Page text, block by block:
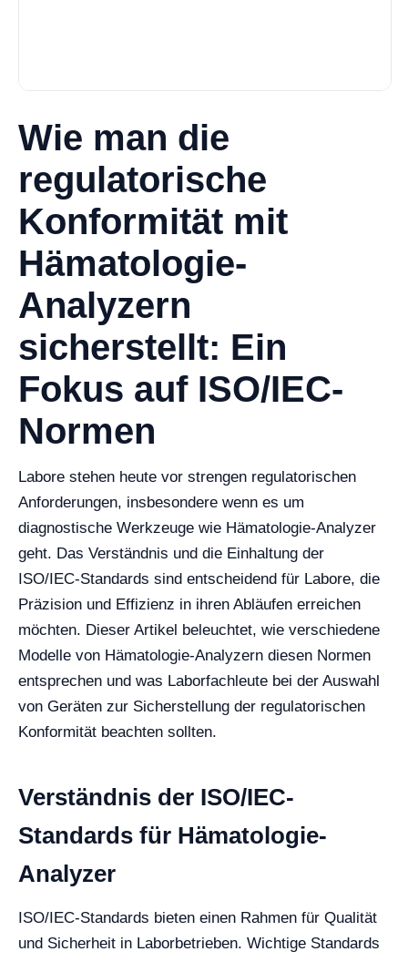
Wie man die
regulatorische
Konformität mit
Hämatologie-
Analyzern
sicherstellt: Ein
Fokus auf ISO/IEC-
Normen
Labore stehen heute vor strengen regulatorischen
Anforderungen, insbesondere wenn es um
diagnostische Werkzeuge wie Hämatologie-Analyzer
geht. Das Verständnis und die Einhaltung der
ISO/IEC-Standards sind entscheidend für Labore, die
Präzision und Effizienz in ihren Abläufen erreichen
möchten. Dieser Artikel beleuchtet, wie verschiedene
Modelle von Hämatologie-Analyzern diesen Normen
entsprechen und was Laborfachleute bei der Auswahl
von Geräten zur Sicherstellung der regulatorischen
Konformität beachten sollten.
Verständnis der ISO/IEC-
Standards für Hämatologie-
Analyzer
ISO/IEC-Standards bieten einen Rahmen für Qualität
und Sicherheit in Laborbetrieben. Wichtige Standards